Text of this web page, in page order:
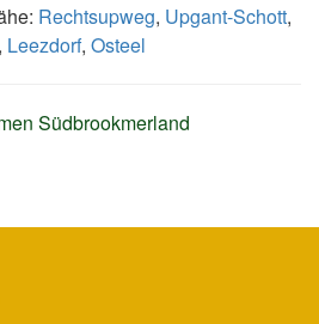
Rechtsupweg, Upgant-Schott,
, Leezdorf, Osteel
Südbrookmerland